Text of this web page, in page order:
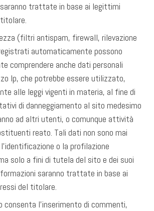
trattate in base ai legittimi
(filtri antispam, firewall, rilevazione
automaticamente possono
comprendere anche dati personali
Ip, che potrebbe essere utilizzato,
alle leggi vigenti in materia, al fine di
di danneggiamento al sito medesimo
ad altri utenti, o comunque attività
reato. Tali dati non sono mai
o la profilazione
solo a fini di tutela del sito e dei suoi
saranno trattate in base ai
del titolare.
consenta l’inserimento di commenti,